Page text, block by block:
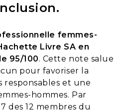
femmes-
Livre SA en
95/100. Cette note salue
pour favoriser la
responsables et une
hommes. Par
des 12 membres du